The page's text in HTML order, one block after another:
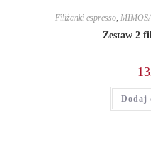
Filiżanki espresso,
Zestaw 2
Dodaj